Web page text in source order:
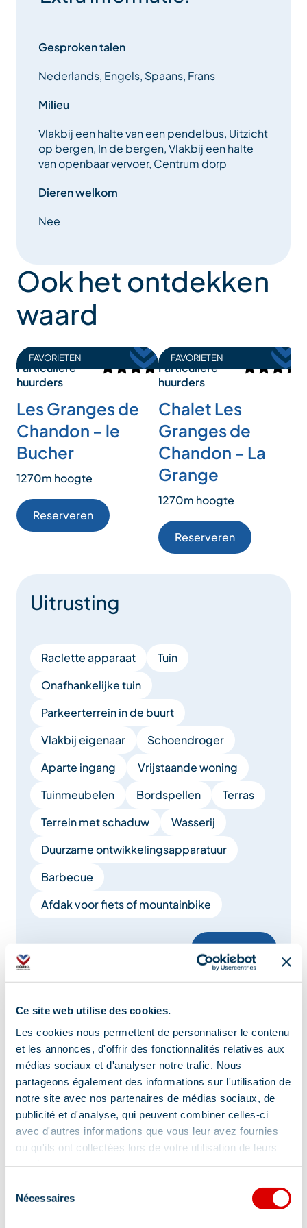
Ce site web utilise des cookies.
Les cookies nous permettent de personnaliser le contenu
et les annonces, d'offrir des fonctionnalités relatives aux
médias sociaux et d'analyser notre trafic. Nous
partageons également des informations sur l'utilisation de
notre site avec nos partenaires de médias sociaux, de
publicité et d'analyse, qui peuvent combiner celles-ci
avec d'autres informations que vous leur avez fournies
ou qu'ils ont collectées lors de votre utilisation de leurs
Nécessaires
Gesproken talen
Nederlands, Engels, Spaans, Frans
Milieu
Vlakbij een halte van een pendelbus, Uitzicht
op bergen, In de bergen, Vlakbij een halte
van openbaar vervoer, Centrum dorp
Dieren welkom
Nee
Ook het ontdekken
waard
FAVORIETEN
Particuliere
huurders
Les Granges de
Chandon – le
Bucher
1270m hoogte
Reserveren
FAVORIETEN
Particuliere
huurders
Chalet Les
Granges de
Chandon – La
Grange
1270m hoogte
Reserveren
Uitrusting
Raclette apparaat
Tuin
Onafhankelijke tuin
Parkeerterrein in de buurt
Vlakbij eigenaar
Schoendroger
Aparte ingang
Vrijstaande woning
Tuinmeubelen
Bordspellen
Terras
Terrein met schaduw
Wasserij
Duurzame ontwikkelingsapparatuur
Barbecue
Afdak voor fiets of mountainbike
Comfort
Inclusief lakens en handdoeken
Privé wasmachine
Afwasmachine
Handdoekdroogrek
Keukenhoek
Douche
Koelkast
Haardroger
Privé wasdroger
Balkon
Aparte WC
Slaapbank